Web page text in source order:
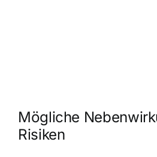
Mögliche
Risiken